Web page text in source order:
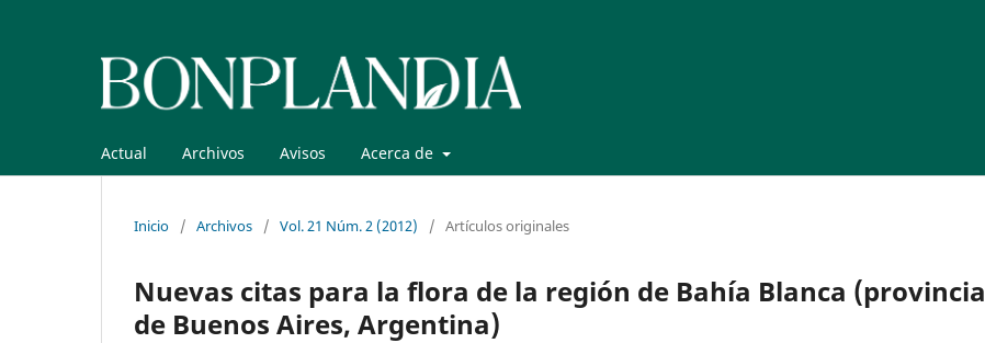
Actual Archivos Avisos Acerca de
Inicio / Archivos / Vol. 21 Núm. 2 (2012) / Artículos originales
Nuevas citas para la flora de la región de Bahía Blanca (provincia
de Buenos Aires, Argentina)